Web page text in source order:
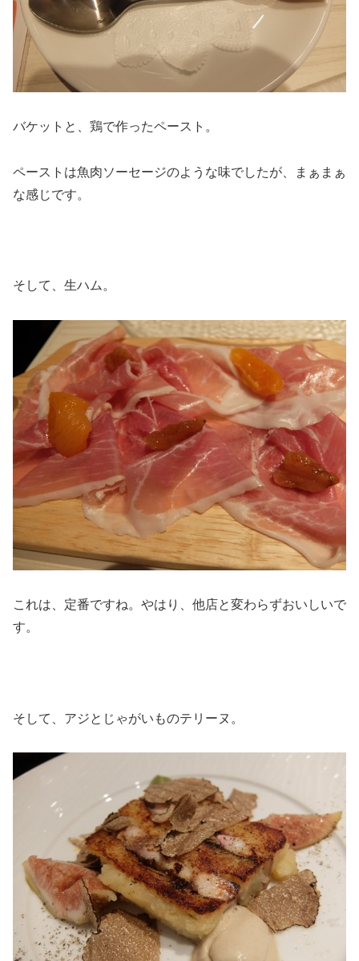
バケットと、鶏で作ったペースト。
ペーストは魚肉ソーセージのような味でしたが、まぁまぁ
な感じです。
そして、生ハム。
これは、定番ですね。やはり、他店と変わらずおいしいで
す。
そして、アジとじゃがいものテリーヌ。